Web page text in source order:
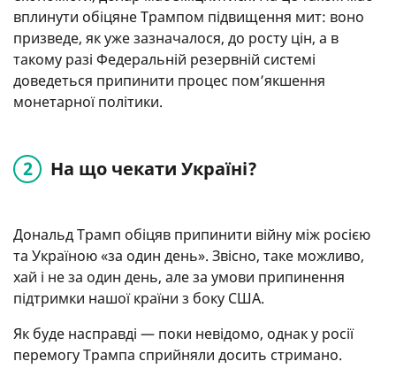
вплинути обіцяне Трампом підвищення мит: воно
призведе, як уже зазначалося, до росту цін, а в
такому разі Федеральній резервній системі
доведеться припинити процес пом’якшення
монетарної політики.
На що чекати Україні?
Дональд Трамп обіцяв припинити війну між росією
та Україною «за один день». Звісно, таке можливо,
хай і не за один день, але за умови припинення
підтримки нашої країни з боку США.
Як буде насправді — поки невідомо, однак у росії
перемогу Трампа сприйняли досить стримано.